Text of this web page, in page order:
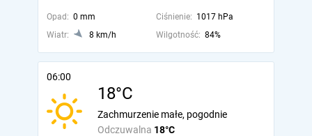
Opad: 0 mm Ciśnienie: 1017 hPa
Wiatr:
8 km/h Wilgotność: 84%
06:00
18°C
Odczuwalna 18°C
Zachmurzenie małe, pogodnie